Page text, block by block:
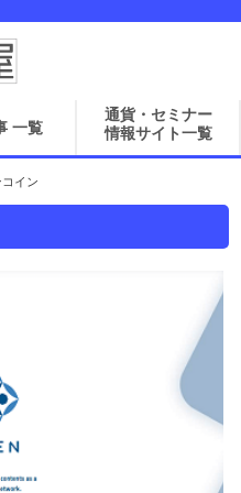
一覧
通貨・セミナー
情報サイト一覧
イン